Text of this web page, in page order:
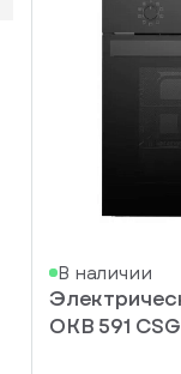
В наличии
OKB 591